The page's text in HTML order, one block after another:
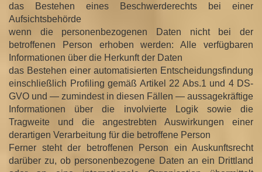
das Bestehen eines Beschwerderechts bei einer
Aufsichtsbehörde
wenn die personenbezogenen Daten nicht bei der
betroffenen Person erhoben werden: Alle verfügbaren
Informationen über die Herkunft der Daten
das Bestehen einer automatisierten Entscheidungsfindung
einschließlich Profiling gemäß Artikel 22 Abs.1 und 4 DS-
GVO und — zumindest in diesen Fällen — aussagekräftige
Informationen über die involvierte Logik sowie die
Tragweite und die angestrebten Auswirkungen einer
derartigen Verarbeitung für die betroffene Person
Ferner steht der betroffenen Person ein Auskunftsrecht
darüber zu, ob personenbezogene Daten an ein Drittland